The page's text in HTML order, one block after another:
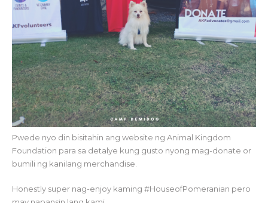
Pwede nyo din bisitahin ang website ng Animal Kingdom
Foundation para sa detalye kung gusto nyong mag-donate or
bumili ng kanilang merchandise.
Honestly super nag-enjoy kaming #HouseofPomeranian pero